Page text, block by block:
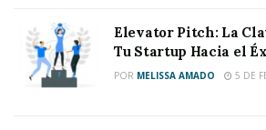
Elevator Pitch: La
Tu Startup Hacia el
POR MELISSA AMADO 5 DE